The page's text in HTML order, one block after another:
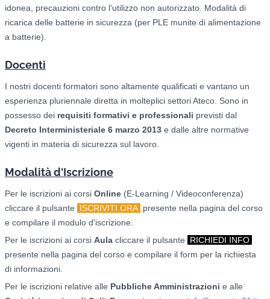
idonea, precauzioni contro l’utilizzo non autorizzato. Modalità di
ricarica delle batterie in sicurezza (per PLE munite di alimentazione
a batterie).
Docenti
I nostri docenti formatori sono altamente qualificati e vantano un
esperienza pluriennale diretta in molteplici settori Ateco. Sono in
possesso dei requisiti formativi e professionali previsti dal
Decreto Interministeriale 6 marzo 2013 e dalle altre normative
vigenti in materia di sicurezza sul lavoro.
Modalità d'Iscrizione
Per le iscrizioni ai corsi Online (E-Learning / Videoconferenza)
cliccare il pulsante
ISCRIVITI ORA presente nella pagina del corso
e compilare il modulo d'iscrizione.
Per le iscrizioni ai corsi Aula cliccare il pulsante
RICHIEDI INFO
presente nella pagina del corso e compilare il form per la richiesta
di informazioni.
Per le iscrizioni relative alle Pubbliche Amministrazioni e alle